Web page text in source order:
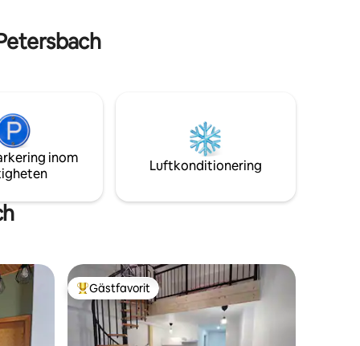
inom
Luftkonditionering
Populär gästfavorit
Gästfavorit